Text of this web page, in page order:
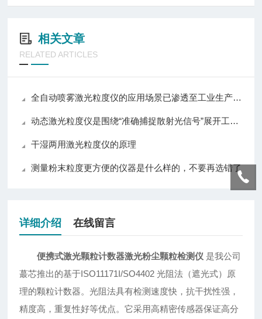
相关文章
RELATED ARTICLES
全自动喷雾激光粒度仪的应用场景已渗透至工业生产的每一个环节
动态激光粒度仪是围绕“准确捕捉散射光信号”展开工作的
干湿两用激光粒度仪的原理
测量粉末粒度更方便的仪器是什么样的，不要再选错了
详细介绍 在线留言
便携式激光颗粒计数器激光粉尘颗粒检测仪 是我公司
蕞芯推出的基于ISO11171I/SO4402 光阻法（遮光式）原
理的颗粒计数器。光阻法具有检测速度快，抗干扰性强，
精度高，重复性好等优点。它采用高精密传感器保证高分